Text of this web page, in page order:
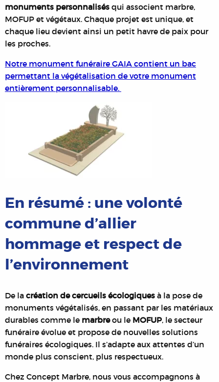
monuments personnalisés qui associent marbre,
MOFUP et végétaux. Chaque projet est unique, et
chaque lieu devient ainsi un petit havre de paix pour
les proches.
Notre monument funéraire GAIA contient un bac
permettant la végétalisation de votre monument
entièrement personnalisable.
En résumé : une volonté
commune d’allier
hommage et respect de
l’environnement
De la création de cercueils écologiques à la pose de
monuments végétalisés, en passant par les matériaux
durables comme le marbreou le MOFUP, le secteur
funéraire évolue et propose de nouvelles solutions
funéraires écologiques. Il s’adapte aux attentes d’un
monde plus conscient, plus respectueux.
Chez Concept Marbre, nous vous accompagnons à